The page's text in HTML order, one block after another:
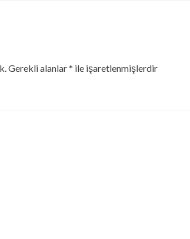
Gerekli alanlar* ile işaretlenmişlerdir